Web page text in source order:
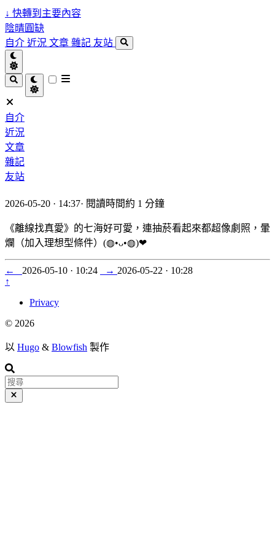
↓ 快轉到主要內容
陰晴圓缺
自介 近況 文章 雜記 友站
自介
近況
文章
雜記
友站
2026-05-20 · 14:37· 閱讀時間約 1 分鐘
《離線找真愛》的七海好可愛，連抽菸看起來都超像劇照，暈
爛（加入理想型條件）(⁠◍⁠•⁠ᴗ⁠•⁠◍⁠)⁠❤
← 2026-05-10 · 10:24 → 2026-05-22 · 10:28
↑
Privacy
© 2026
以 Hugo & Blowfish 製作